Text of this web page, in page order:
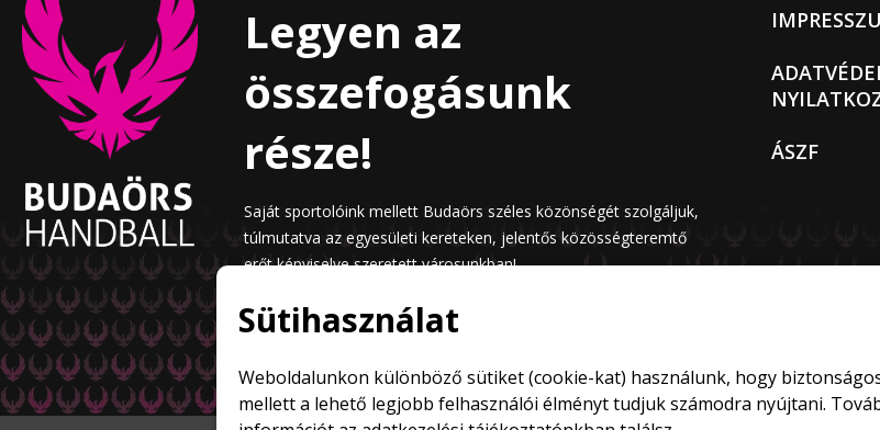
Legyen az
összefogásunk
része!
Saját sportolóink mellett Budaörs széles közönségét szolgáljuk,
túlmutatva az egyesületi kereteken, jelentős közösségteremtő
erőt képviselve szeretett városunkban!
ÁSZF
Sütihasználat
Weboldalunkon különböző sütiket (cookie-kat) használunk, hogy
mellett a lehető legjobb felhasználói élményt tudjuk számodra nyújtani.